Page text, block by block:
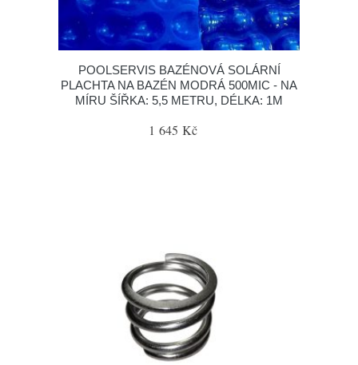
POOLSERVIS BAZÉNOVÁ SOLÁRNÍ
PLACHTA NA BAZÉN MODRÁ 500MIC - NA
MÍRU ŠÍŘKA: 5,5 METRU, DÉLKA: 1M
1 645 Kč